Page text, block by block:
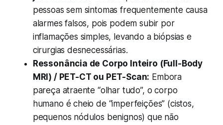
pessoas sem sintomas frequentemente causa
alarmes falsos, pois podem subir por
inflamações simples, levando a biópsias e
cirurgias desnecessárias.
Ressonância de Corpo Inteiro (Full-Body
MRI) / PET-CT ou PET-Scan: Embora
pareça atraente “olhar tudo”, o corpo
humano é cheio de “imperfeições” (cistos,
pequenos nódulos benignos) que não